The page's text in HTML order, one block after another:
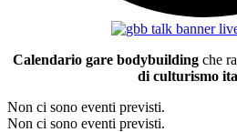
Calendario gare bodybuilding che
di culturismo
Non ci sono eventi previsti.
Non ci sono eventi previsti.